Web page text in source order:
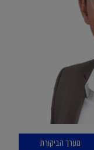
מערך הביקורת